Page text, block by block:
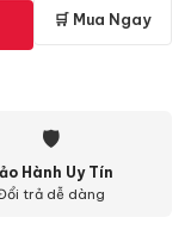
🛒 Mua Ngay
🛡
Hành Uy Tín
trả dễ dàng